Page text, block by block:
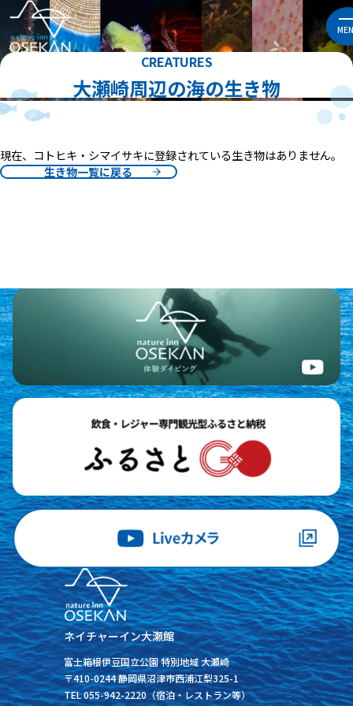
CREATURES
大瀬崎周辺の海の生き物
現在、コトヒキ・シマイサキに登録されている生き物はありません。
生き物一覧に戻る
ネイチャーイン大瀬館
富士箱根伊豆国立公園 特別地域 大瀬崎
〒410-0244 静岡県沼津市西浦江梨325-1
TEL 055-942-2220（宿泊・レストラン等）